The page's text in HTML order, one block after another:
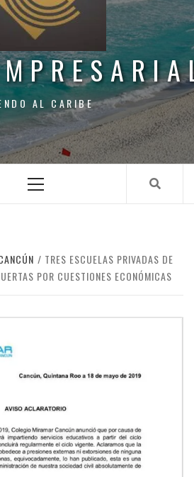
AL CARIBE
Menu
TRES ESCUELAS PRIVADAS DE
POR CUESTIONES ECONÓMICAS